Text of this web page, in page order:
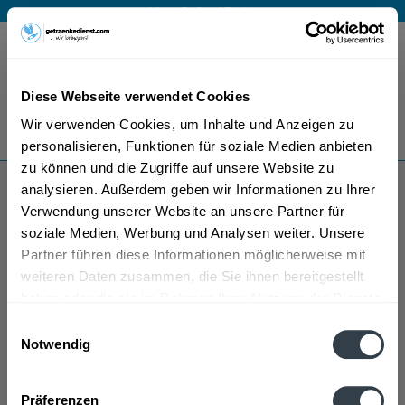
Diese Webseite verwendet Cookies
Wir verwenden Cookies, um Inhalte und Anzeigen zu
personalisieren, Funktionen für soziale Medien anbieten
zu können und die Zugriffe auf unsere Website zu
analysieren. Außerdem geben wir Informationen zu Ihrer
Verwendung unserer Website an unsere Partner für
soziale Medien, Werbung und Analysen weiter. Unsere
Partner führen diese Informationen möglicherweise mit
weiteren Daten zusammen, die Sie ihnen bereitgestellt
Notwendig
Präferenzen
Mo – Fr 9 – 17 Uhr
Menü
Bestellung widerrufen
Es gilt unsere Datenschutzerklärung
L. Bastian Wein
L. Bastian Wein wird in den folgenden Regionen,
Städten, Orten und Postleitzahl-Gebieten geliefert